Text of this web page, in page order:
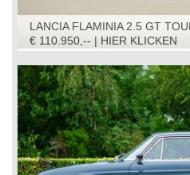
LANCIA FLAMINIA 2.5 GT
€ 110.950,-- | HIER KLICKEN